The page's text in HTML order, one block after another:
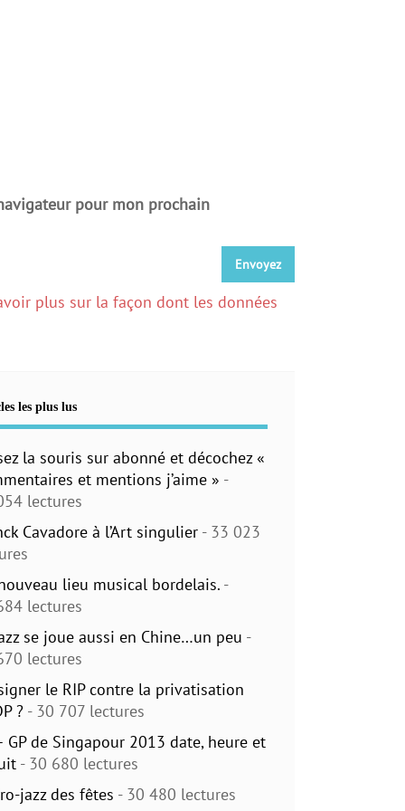
pour mon prochain
plus sur la façon dont les données
les plus lus
la souris sur abonné et décochez «
et mentions j’aime » -
lectures
Cavadore à l’Art singulier - 33 023
lieu musical bordelais. -
lectures
se joue aussi en Chine…un peu -
lectures
le RIP contre la privatisation
? - 30 707 lectures
GP de Singapour 2013 date, heure et
- 30 680 lectures
jazz des fêtes - 30 480 lectures